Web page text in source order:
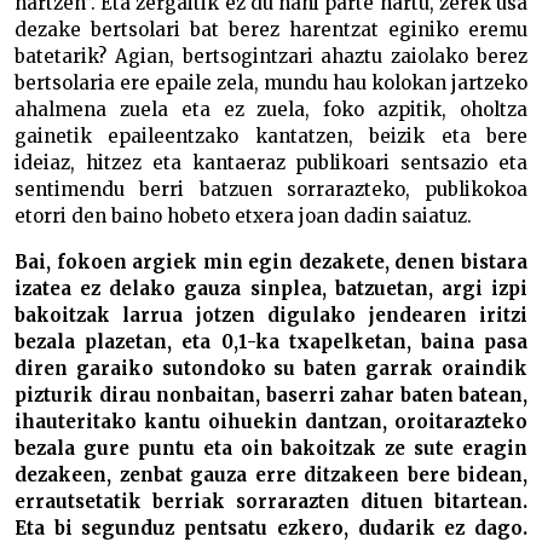
dezake bertsolari bat berez harentzat eginiko eremu
batetarik? Agian, bertsogintzari ahaztu zaiolako berez
bertsolaria ere epaile zela, mundu hau kolokan jartzeko
ahalmena zuela eta ez zuela, foko azpitik, oholtza
gainetik epaileentzako kantatzen, beizik eta bere
ideiaz, hitzez eta kantaeraz publikoari sentsazio eta
sentimendu berri batzuen sorrarazteko, publikokoa
etorri den baino hobeto etxera joan dadin saiatuz.
Bai, fokoen argiek min egin dezakete, denen bistara
izatea ez delako gauza sinplea, batzuetan, argi izpi
bakoitzak larrua jotzen digulako jendearen iritzi
bezala plazetan, eta 0,1-ka txapelketan, baina pasa
diren garaiko sutondoko su baten garrak oraindik
pizturik dirau nonbaitan, baserri zahar baten batean,
ihauteritako kantu oihuekin dantzan, oroitarazteko
bezala gure puntu eta oin bakoitzak ze sute eragin
dezakeen, zenbat gauza erre ditzakeen bere bidean,
errautsetatik berriak sorrarazten dituen bitartean.
Eta bi segunduz pentsatu ezkero, dudarik ez dago.